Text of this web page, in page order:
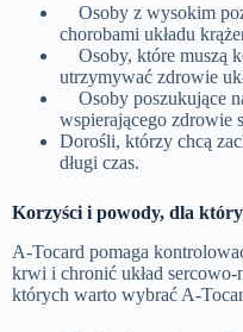
Osoby z wysokim
chorobami układu
Osoby, które muszą
utrzymywać zdrowie
Osoby poszukujące
wspierającego zdrowie
Dorośli, którzy chcą
długi czas.
Korzyści i powody, dla
A-Tocard pomaga
krwi i chronić układ
których warto wybrać A-